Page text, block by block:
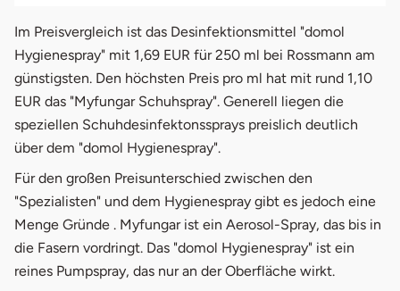
Im Preisvergleich ist das Desinfektionsmittel "domol
Hygienespray" mit 1,69 EUR für 250 ml bei Rossmann am
günstigsten. Den höchsten Preis pro ml hat mit rund 1,10
EUR das "Myfungar Schuhspray". Generell liegen die
speziellen Schuhdesinfektonssprays preislich deutlich
über dem "domol Hygienespray".
Für den großen Preisunterschied zwischen den
"Spezialisten" und dem Hygienespray gibt es jedoch eine
Menge Gründe . Myfungar ist ein Aerosol-Spray, das bis in
die Fasern vordringt. Das "domol Hygienespray" ist ein
reines Pumpspray, das nur an der Oberfläche wirkt.